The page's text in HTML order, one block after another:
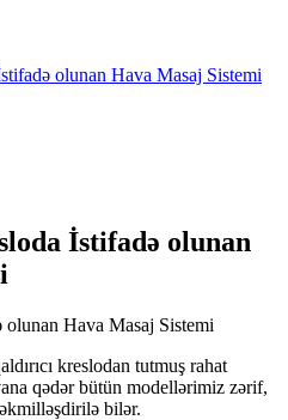
olunan Hava Masaj Sistemi
İstifadə olunan
Hava Masaj Sistemi
kreslodan tutmuş rahat
qədər bütün modellərimiz zərif,
bilər.